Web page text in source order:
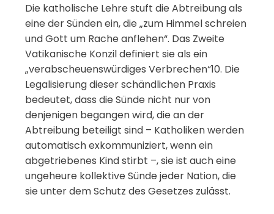
Die katholische Lehre stuft die Abtreibung als
eine der Sünden ein, die „zum Himmel schreien
und Gott um Rache anflehen“. Das Zweite
Vatikanische Konzil definiert sie als ein
„verabscheuenswürdiges Verbrechen“10. Die
Legalisierung dieser schändlichen Praxis
bedeutet, dass die Sünde nicht nur von
denjenigen begangen wird, die an der
Abtreibung beteiligt sind – Katholiken werden
automatisch exkommuniziert, wenn ein
abgetriebenes Kind stirbt –, sie ist auch eine
ungeheure kollektive Sünde jeder Nation, die
sie unter dem Schutz des Gesetzes zulässt.